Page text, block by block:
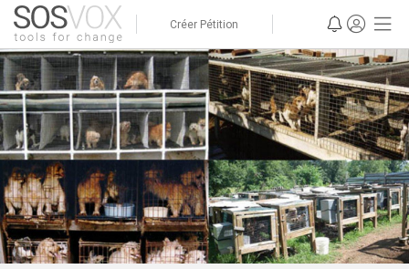
Créer Pétition